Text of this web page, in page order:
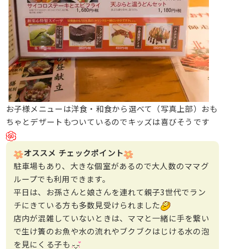
お子様メニューは洋食・和食から選べて（写真上部）おも
ちゃとデザートもついているのでキッズは喜びそうです
オススメ チェックポイント
駐車場もあり、大きな個室があるので大人数のママグ
ループでも利用できます。
平日は、お孫さんと娘さんを連れて親子3世代でラン
チにきている方も多数見受けられました
店内が混雑していないときは、ママと一緒に手を繋い
で生け簀のお魚や水の流れやブクブクはじける水の泡
を見にくる子も